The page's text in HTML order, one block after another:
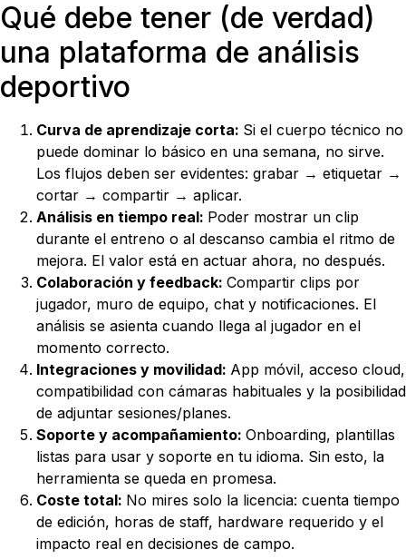
Qué debe tener (de verdad)
una plataforma de análisis
deportivo
Curva de aprendizaje corta: Si el cuerpo técnico no
puede dominar lo básico en una semana, no sirve.
Los flujos deben ser evidentes: grabar → etiquetar →
cortar → compartir → aplicar.
Análisis en tiempo real: Poder mostrar un clip
durante el entreno o al descanso cambia el ritmo de
mejora. El valor está en actuar ahora, no después.
Colaboración y feedback: Compartir clips por
jugador, muro de equipo, chat y notificaciones. El
análisis se asienta cuando llega al jugador en el
momento correcto.
Integraciones y movilidad: App móvil, acceso cloud,
compatibilidad con cámaras habituales y la posibilidad
de adjuntar sesiones/planes.
Soporte y acompañamiento: Onboarding, plantillas
listas para usar y soporte en tu idioma. Sin esto, la
herramienta se queda en promesa.
Coste total: No mires solo la licencia: cuenta tiempo
de edición, horas de staff, hardware requerido y el
impacto real en decisiones de campo.